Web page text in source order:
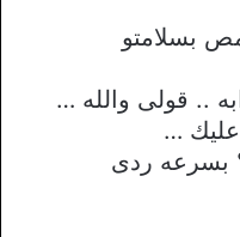
بسلامتو
.. قولى والله …
عليك …
بسرعه ردى